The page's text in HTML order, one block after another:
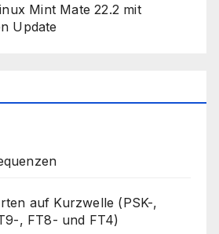
Mint Mate 22.2 mit
Update
auf Kurzwelle (PSK-,
, FT8- und FT4)